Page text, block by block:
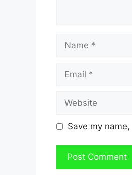
Save my